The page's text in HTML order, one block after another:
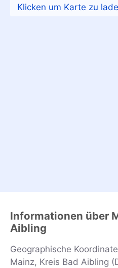
Informationen über
Aibling
Geographische
Mainz, Kreis Bad Aibling